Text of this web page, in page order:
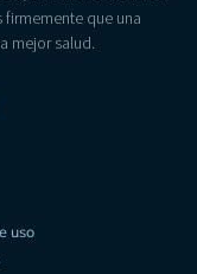
que una
mejor salud.
uso